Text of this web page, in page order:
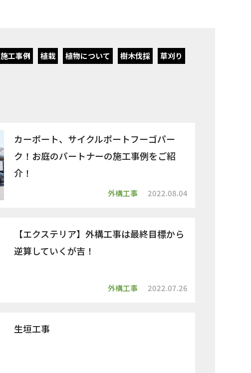
施工事例 植栽 植物について 樹木伐採
草刈り
2022.08.04
外構工事
カーポート、サイクルポートフーゴパー
ク！お庭のパートナーの施工事例をご紹
介！
2022.07.26
外構工事
【エクステリア】外構工事は最終目標から
逆算していくが吉！
生垣工事